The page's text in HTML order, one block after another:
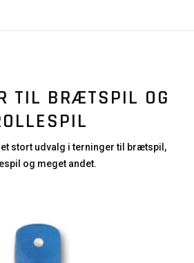
TIL BRÆTSPIL OG
stort udvalg i terninger til brætspil,
og meget andet.